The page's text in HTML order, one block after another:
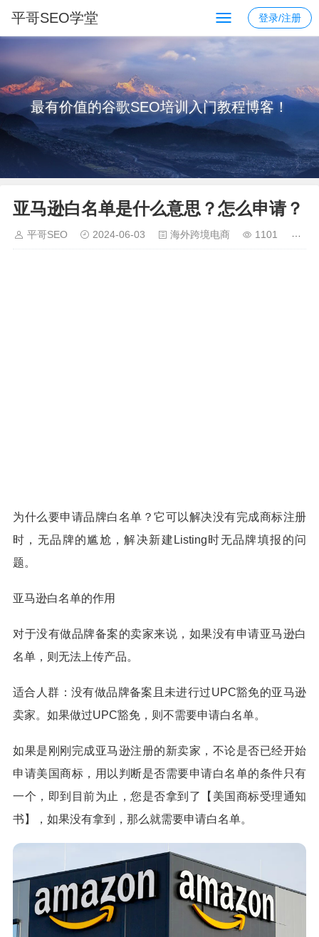
平哥SEO学堂 登录/注册
最有价值的谷歌SEO培训入门教程博客！
亚马逊白名单是什么意思？怎么申请？
平哥SEO 2024-06-03 海外跨境电商 1101
为什么要申请品牌白名单？它可以解决没有完成商标注册
时，无品牌的尴尬，解决新建Listing时无品牌填报的问
题。
亚马逊白名单的作用
对于没有做品牌备案的卖家来说，如果没有申请亚马逊白
名单，则无法上传产品。
适合人群：没有做品牌备案且未进行过UPC豁免的亚马逊
卖家。如果做过UPC豁免，则不需要申请白名单。
如果是刚刚完成亚马逊注册的新卖家，不论是否已经开始
申请美国商标，用以判断是否需要申请白名单的条件只有
一个，即到目前为止，您是否拿到了【美国商标受理通知
书】，如果没有拿到，那么就需要申请白名单。